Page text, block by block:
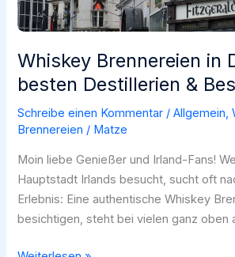
Whiskey Brennereien in
besten Destillerien &
Schreibe einen Kommentar /Allgemein,
Brennereien / Matze
Moin liebe Genießer und Irland-Fans!
Hauptstadt Irlands besucht, sucht oft
Erlebnis: Eine authentische Whiskey
besichtigen, steht bei vielen ganz oben